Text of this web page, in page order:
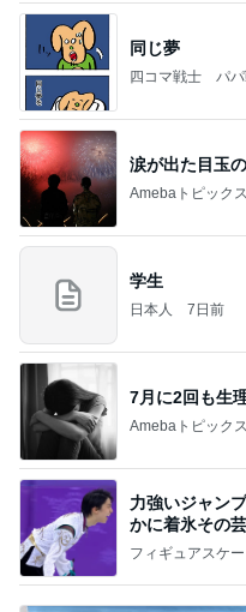
同じ夢
四コマ戦士 パパ
涙が出た目玉
Amebaトピックス
学生
日本人 7日前
7月に2回も生
Amebaトピックス
力強いジャン
かに着氷その
なす
フィギュアスケ